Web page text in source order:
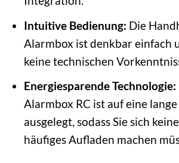
Intuitive Bedienung: Die
Alarmbox ist denkbar einfach
keine technischen
Energiesparende Technologie:
Alarmbox RC ist auf eine
ausgelegt, sodass Sie sich
häufiges Aufladen machen